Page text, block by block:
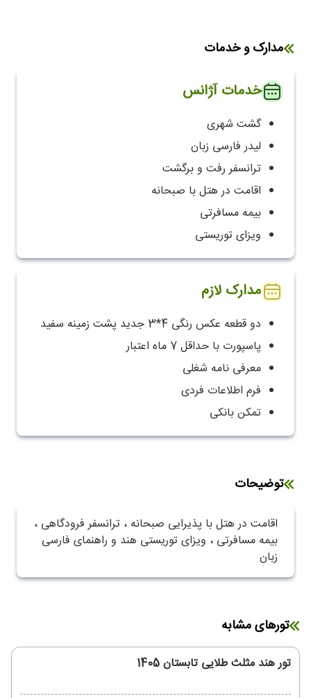
مدارک و خدمات
خدمات آژانس
گشت شهری
لیدر فارسی زبان
ترانسفر رفت و برگشت
اقامت در هتل با صبحانه
بیمه مسافرتی
ویزای توریستی
مدارک لازم
دو قطعه عکس رنگی 4*3 جدید پشت زمینه سفید
پاسپورت با حداقل 7 ماه اعتبار
معرفی نامه شغلی
فرم اطلاعات فردی
تمکن بانکی
توضیحات
اقامت در هتل با پذیرایی صبحانه ، ترانسفر فرودگاهی ،
بیمه مسافرتی ، ویزای توریستی هند و راهنمای فارسی
زبان
تورهای مشابه
تور هند مثلث طلایی تابستان 1405